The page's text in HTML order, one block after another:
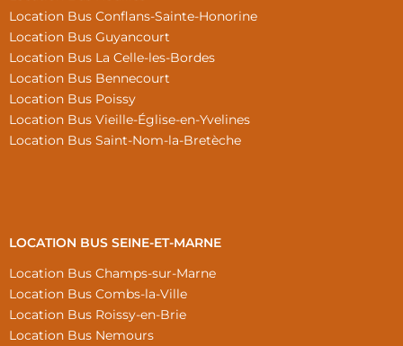
Location Bus Conflans-Sainte-Honorine
Location Bus Guyancourt
Location Bus La Celle-les-Bordes
Location Bus Bennecourt
Location Bus Poissy
Location Bus Vieille-Église-en-Yvelines
Location Bus Saint-Nom-la-Bretèche
LOCATION BUS SEINE-ET-MARNE
Location Bus Champs-sur-Marne
Location Bus Combs-la-Ville
Location Bus Roissy-en-Brie
Location Bus Nemours